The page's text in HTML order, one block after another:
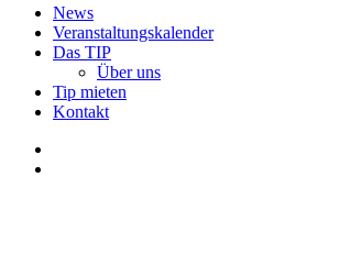
Close
Menu
News
Veranstaltungskalender
Das TIP
Über uns
Tip mieten
Kontakt